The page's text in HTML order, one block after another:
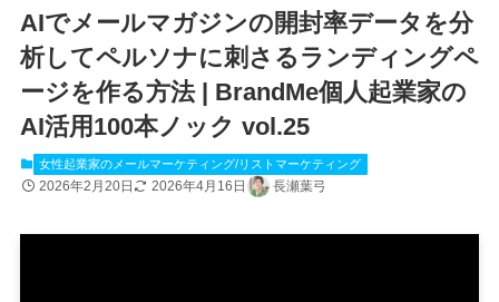
AIでメールマガジンの開封率データを分
析してペルソナに刺さるランディングペ
ージを作る方法 | BrandMe個人起業家の
AI活用100本ノック vol.25
女性起業家のメールマーケティング/リストマーケティング
2026年2月20日 2026年4月16日 長瀬葉弓